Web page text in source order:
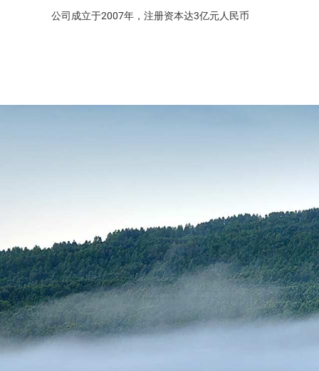
宁波德业推出首代混合逆变器，凭借V/f下垂控制技术、